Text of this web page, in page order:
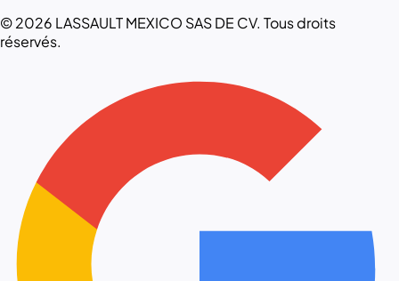
© 2026 LASSAULT MEXICO SAS DE CV. Tous droits
réservés.